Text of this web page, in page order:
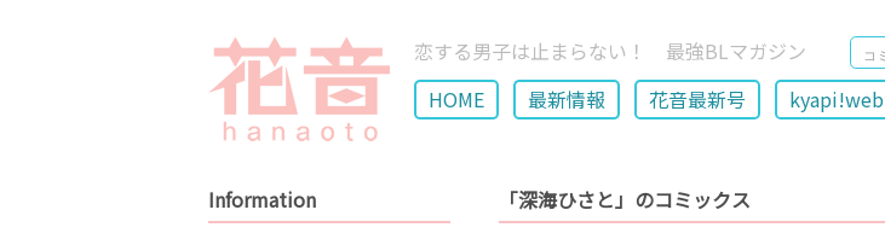
恋する男子は止まらない！ 最強BLマガジン
HOME
最新情報 花音最新号 kyapi!web
「深海ひさと」のコミックス
Information